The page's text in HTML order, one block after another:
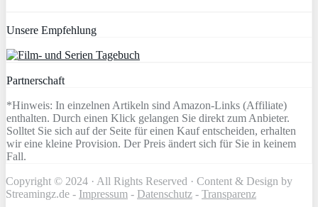
Unsere Empfehlung
Partnerschaft
*Hinweis: In einzelnen Artikeln sind Amazon-Links (Affiliate)
enthalten. Durch einen Klick gelangen Sie direkt zum Anbieter.
Solltet Sie sich auf der Seite für einen Kauf entscheiden, erhalten
wir eine kleine Provision. Der Preis ändert sich für Sie in keinem
Fall.
Copyright © 2024 · All Rights Reserved · Content & Design by
Streamingz.de - Impressum - Datenschutz - Transparenz